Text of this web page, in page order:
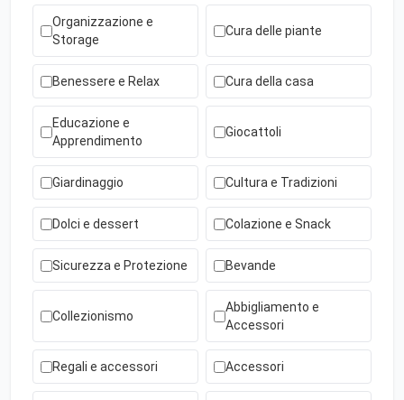
Organizzazione e
Storage
Cura delle piante
Benessere e Relax Cura della casa
Educazione e
Apprendimento
Giocattoli
Giardinaggio Cultura e Tradizioni
Dolci e dessert Colazione e Snack
Sicurezza e Protezione Bevande
Collezionismo
Abbigliamento e
Accessori
Regali e accessori Accessori